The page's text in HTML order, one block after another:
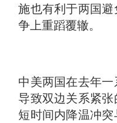
施也有利于两国
争上重蹈覆辙。
中美两国在去年
导致双边关系紧
短时间内降温冲突